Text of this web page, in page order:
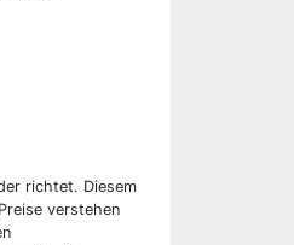
richtet. Diesem
verstehen